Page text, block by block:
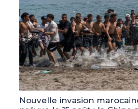
Nouvelle invasion